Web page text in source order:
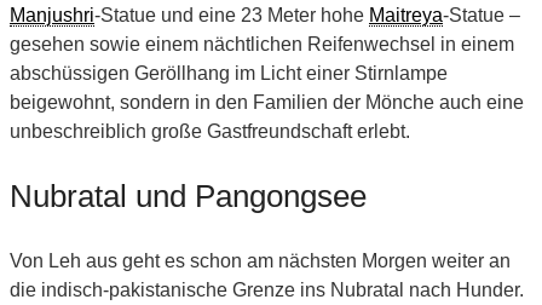
Manjushri-Statue und eine 23 Meter hohe Maitreya-Statue –
gesehen sowie einem nächtlichen Reifenwechsel in einem
abschüssigen Geröllhang im Licht einer Stirnlampe
beigewohnt, sondern in den Familien der Mönche auch eine
unbeschreiblich große Gastfreundschaft erlebt.
Nubratal und Pangongsee
Von Leh aus geht es schon am nächsten Morgen weiter an
die indisch-pakistanische Grenze ins Nubratal nach Hunder.